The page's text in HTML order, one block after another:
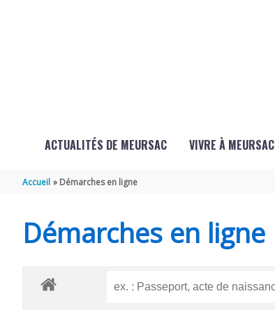
ACTUALITÉS DE MEURSAC VIVRE À MEURSAC
Accueil Démarches en ligne
Démarches en ligne